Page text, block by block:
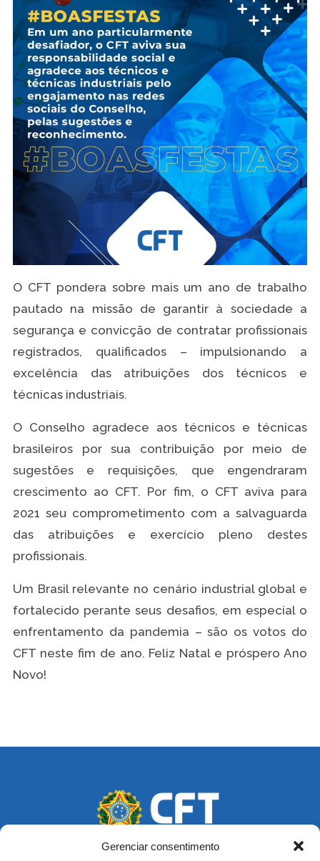
Gerenciar consentimento
O CFT pondera sobre mais um ano de trabalho
pautado na missão de garantir à sociedade a
segurança e convicção de contratar profissionais
registrados, qualificados ​– ​impulsionando a
excelência das atribuições dos técnicos e
técnicas industriais.
O Conselho agradece aos técnicos e técnicas
brasileiros por sua contribuição por meio de
sugestões e requisições, que engendraram
crescimento ao CFT. Por fim, o CFT aviva para
2021 seu comprometimento com a salvaguarda
das atribuições e exercício pleno destes
profissionais.
Um Brasil relevante no cenário industrial global e
fortalecido perante seus desafios, em especial o
enfrentamento da pandemia – são os votos do
CFT neste fim de ano. Feliz Natal e próspero Ano
Novo!